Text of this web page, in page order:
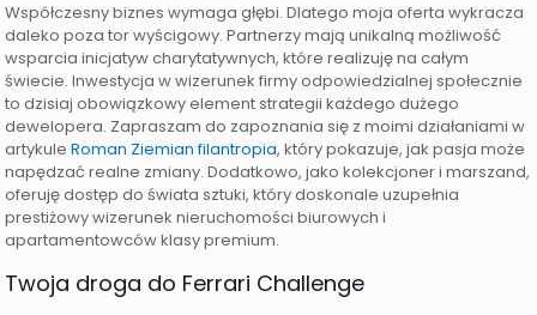
Współczesny biznes wymaga głębi. Dlatego moja oferta wykracza
daleko poza tor wyścigowy. Partnerzy mają unikalną możliwość
wsparcia inicjatyw charytatywnych, które realizuję na całym
świecie. Inwestycja w wizerunek firmy odpowiedzialnej społecznie
to dzisiaj obowiązkowy element strategii każdego dużego
dewelopera. Zapraszam do zapoznania się z moimi działaniami w
artykuleRoman Ziemian filantropia, który pokazuje, jak pasja może
napędzać realne zmiany. Dodatkowo, jako kolekcjoner i marszand,
oferuję dostęp do świata sztuki, który doskonale uzupełnia
prestiżowy wizerunek nieruchomości biurowych i
apartamentowców klasy premium.
Twoja droga do Ferrari Challenge